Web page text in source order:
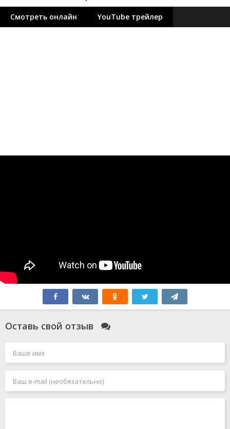
Смотреть онлайн YouTube трейлер
Оставь свой отзыв